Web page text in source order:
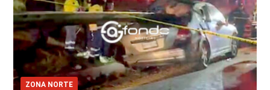
ZONA NORTE